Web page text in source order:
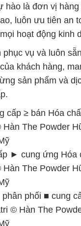
khách hàng,
sản phẩm và
cấp ≥ bán Hóa
Hàn The Powder
► cung ứng Hóa
Hàn The Powder
phân phối ■ cung
© Hàn The
— kinh doanh Hóa
Hàn The Powder
doanh Hóa chất